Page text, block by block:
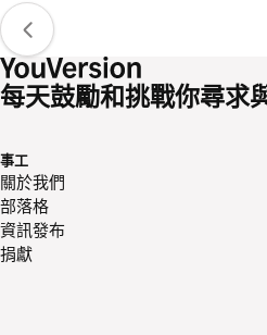
每天鼓勵和挑戰你尋求
事工
關於我們
部落格
資訊發布
捐獻